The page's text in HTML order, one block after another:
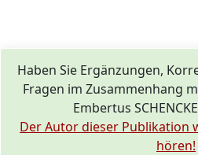
Haben Sie Ergänzungen,
Fragen im Zusammenhang
Embertus
Der Autor dieser Publikation
hören!